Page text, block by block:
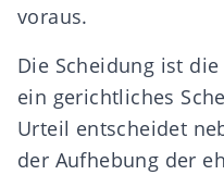
voraus.
Die Scheidung ist
ein gerichtliches
Urteil entscheidet
der Aufhebung der